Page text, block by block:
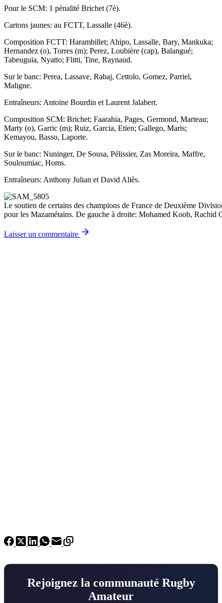
Pour le SCM: 1 pénalité Brichet (7è).
Cartons jaunes: au FCTT, Lassalle (46è).
Composition FCTT: Harambillet; Ahipo, Lassalle, Bary, Mankuka;
Hernandez (o), Torres (m); Perez, Loubière (cap), Balangué;
Tabeuguia, Nyatto; Flitti, Tine, Raynaud.
Sur le banc: Perea, Lassave, Rabaj, Cettolo, Gomez, Parriel,
Maligne.
Entraîneurs: Antoine Bourdin et Laurent Jalabert.
Composition SCM: Brichet; Faarahia, Pages, Germond, Marteau;
Marty (o), Garric (m); Ruiz, Garcia, Etien; Gallego, Maris;
Kemayou, Basso, Laporte.
Sur le banc: Nuninger, De Sousa, Pélissier, Zas Moreira, Maffre,
Souloumiac, Homs.
Entraîneurs: Anthony Julian et David Aliès.
Le soutien de certains des champions de France de Deuxième
pour les Mazamétains. De gauche à droite: Mohamed Koob, Rachid
Laisser un commentaire
Rejoignez la communauté Rugby
Amateur